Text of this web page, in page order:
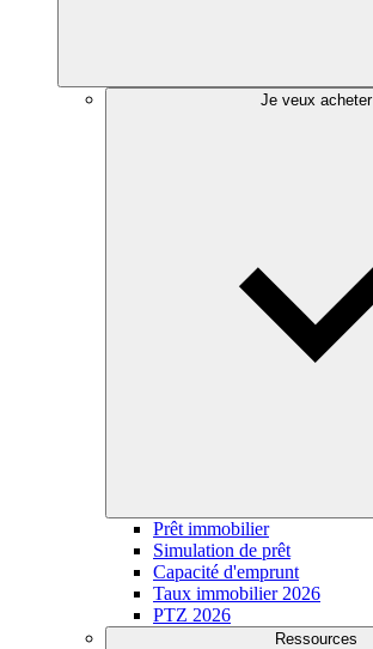
Je veux acheter
Prêt immobilier
Simulation de prêt
Capacité d'emprunt
Taux immobilier 2026
PTZ 2026
Ressources